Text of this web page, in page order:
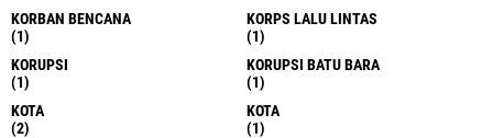
KORBAN BENCANA
(1)
KORPS LALU LINTAS
(1)
KORUPSI
(1)
KORUPSI BATU BARA
(1)
KOTA
(2)
KOTA
(1)